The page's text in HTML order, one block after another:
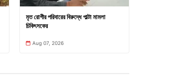
মৃত রোগীর পরিবারের বিরুদ্ধে পাল্টা মামলা
চিকিৎসকের
Aug 07, 2026